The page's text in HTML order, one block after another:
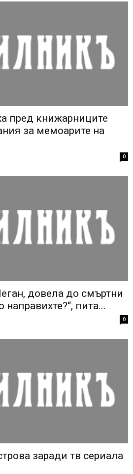
пред книжарниците
за мемоарите на
0
довела до смъртни
направихте?“, пита...
0
заради тв сериала